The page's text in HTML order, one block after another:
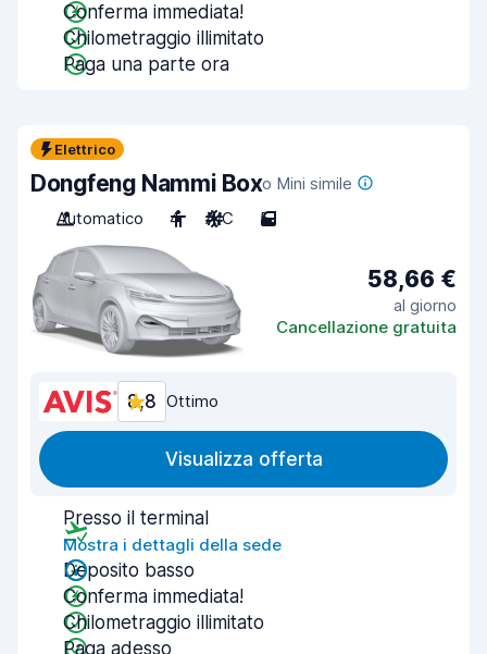
Conferma immediata!
Chilometraggio illimitato
Paga una parte ora
Elettrico
Dongfeng Nammi Boxo Mini simile
Automatico
4 A/C 5
58,66 €
al giorno
Cancellazione gratuita
8,8 Ottimo
Visualizza offerta
Presso il terminal
Mostra i dettagli della sede
Deposito basso
Conferma immediata!
Chilometraggio illimitato
Paga adesso